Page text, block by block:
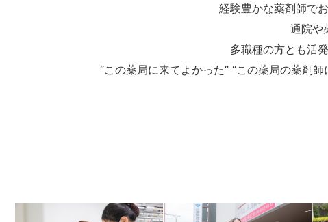
経験豊かな薬剤師で
通院や
多職種の方とも活
“この薬局に来てよかった” “この薬局の薬剤